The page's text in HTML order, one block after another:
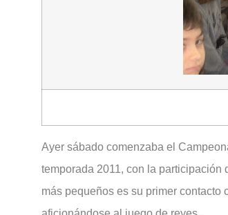
Ayer sábado comenzaba el
temporada 2011, con la
más pequeños es su primer